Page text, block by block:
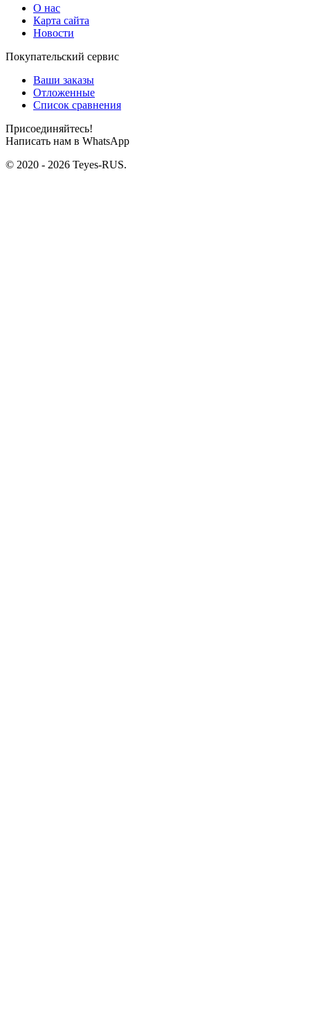
О нас
Карта сайта
Новости
Покупательский сервис
Ваши заказы
Отложенные
Список сравнения
Присоединяйтесь!
Написать нам в WhatsApp
© 2020 - 2026 Teyes-RUS.